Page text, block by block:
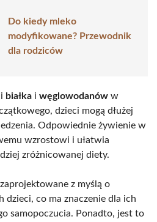
Do kiedy mleko
modyfikowane? Przewodnik
dla rodziców
białka i węglowodanów w
dzieci mogą dłużej
Odpowiednie żywienie w
wzrostowi i ułatwia
zróżnicowanej diety.
z myślą o
co ma znaczenie dla ich
samopoczucia. Ponadto, jest to